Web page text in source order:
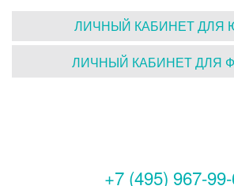
ЛИЧНЫЙ КАБИНЕТ ДЛЯ
ЛИЧНЫЙ КАБИНЕТ ДЛЯ
+7 (495) 967-